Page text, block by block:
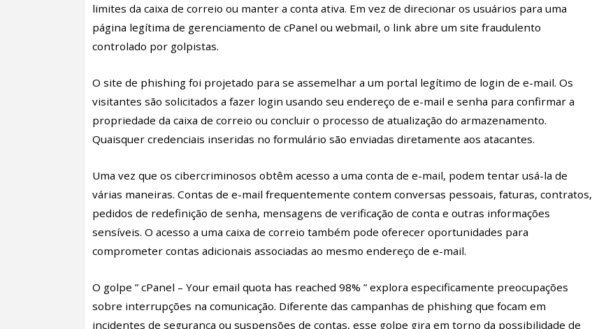
limites da caixa de correio ou manter a conta ativa. Em vez de direcionar os usuários para uma
página legítima de gerenciamento de cPanel ou webmail, o link abre um site fraudulento
controlado por golpistas.
O site de phishing foi projetado para se assemelhar a um portal legítimo de login de e-mail. Os
visitantes são solicitados a fazer login usando seu endereço de e-mail e senha para confirmar a
propriedade da caixa de correio ou concluir o processo de atualização do armazenamento.
Quaisquer credenciais inseridas no formulário são enviadas diretamente aos atacantes.
Uma vez que os cibercriminosos obtêm acesso a uma conta de e-mail, podem tentar usá-la de
várias maneiras. Contas de e-mail frequentemente contem conversas pessoais, faturas, contratos,
pedidos de redefinição de senha, mensagens de verificação de conta e outras informações
sensíveis. O acesso a uma caixa de correio também pode oferecer oportunidades para
comprometer contas adicionais associadas ao mesmo endereço de e-mail.
O golpe ” cPanel – Your email quota has reached 98% ” explora especificamente preocupações
sobre interrupções na comunicação. Diferente das campanhas de phishing que focam em
incidentes de segurança ou suspensões de contas, esse golpe gira em torno da possibilidade de